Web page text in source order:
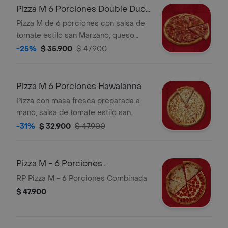
Pizza M 6 Porciones Double Duo
Pepperoni
Pizza M de 6 porciones con salsa de
tomate estilo san Marzano, queso
mozzarella, queso parmesano y dos
-25% $ 35.900 $ 47.900
Pizza M 6 Porciones Hawaianna
Pizza con masa fresca preparada a
mano, salsa de tomate estilo san
marzano, queso mozzarella, queso
-31% $ 32.900 $ 47.900
Pizza M - 6 Porciones
Combinada
RP Pizza M - 6 Porciones Combinada
$ 47.900